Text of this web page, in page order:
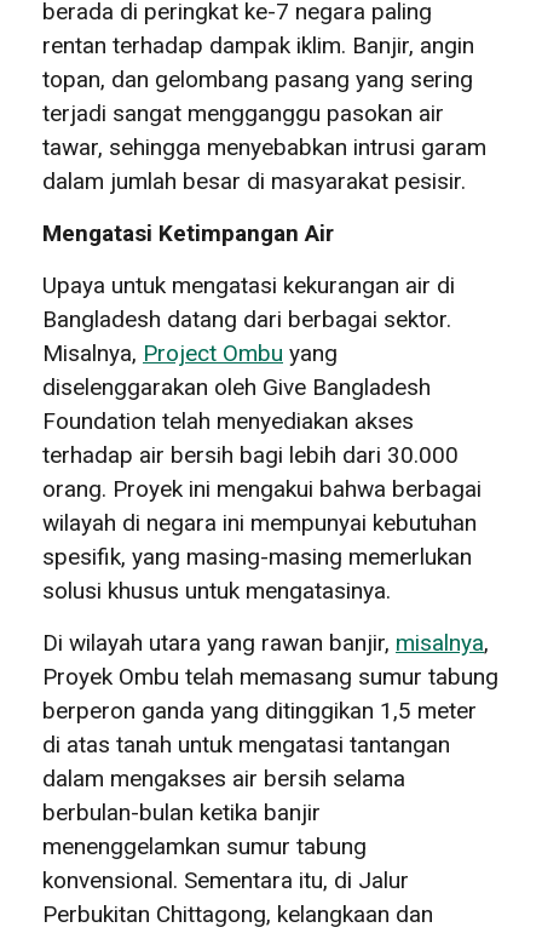
berada di peringkat ke-7 negara paling
rentan terhadap dampak iklim. Banjir, angin
topan, dan gelombang pasang yang sering
terjadi sangat mengganggu pasokan air
tawar, sehingga menyebabkan intrusi garam
dalam jumlah besar di masyarakat pesisir.
Mengatasi Ketimpangan Air
Upaya untuk mengatasi kekurangan air di
Bangladesh datang dari berbagai sektor.
Misalnya, Project Ombu yang
diselenggarakan oleh Give Bangladesh
Foundation telah menyediakan akses
terhadap air bersih bagi lebih dari 30.000
orang. Proyek ini mengakui bahwa berbagai
wilayah di negara ini mempunyai kebutuhan
spesifik, yang masing-masing memerlukan
solusi khusus untuk mengatasinya.
Di wilayah utara yang rawan banjir, misalnya,
Proyek Ombu telah memasang sumur tabung
berperon ganda yang ditinggikan 1,5 meter
di atas tanah untuk mengatasi tantangan
dalam mengakses air bersih selama
berbulan-bulan ketika banjir
menenggelamkan sumur tabung
konvensional. Sementara itu, di Jalur
Perbukitan Chittagong, kelangkaan dan